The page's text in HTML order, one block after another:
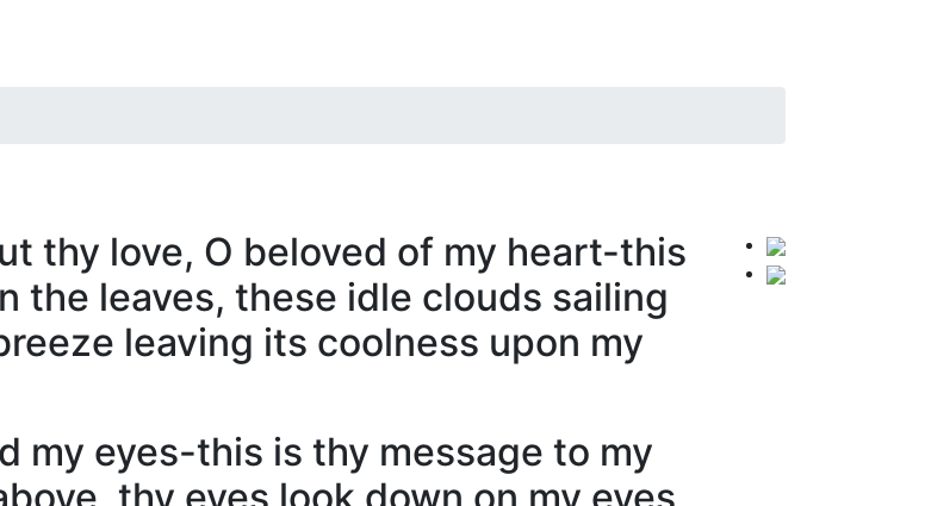
thy love, O beloved of my heart-this
the leaves, these idle clouds sailing
leaving its coolness upon my
my eyes-this is thy message to my